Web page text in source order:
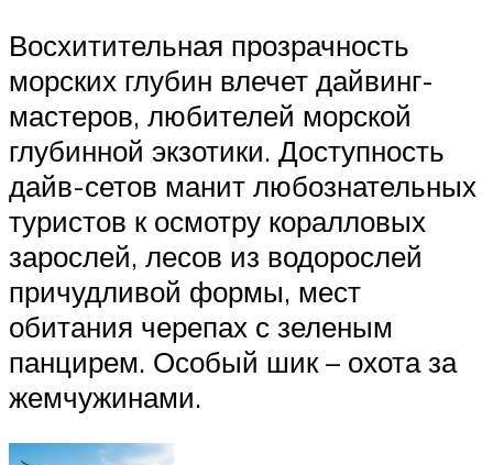
Восхитительная прозрачность
морских глубин влечет дайвинг-
мастеров, любителей морской
глубинной экзотики. Доступность
дайв-сетов манит любознательных
туристов к осмотру коралловых
зарослей, лесов из водорослей
причудливой формы, мест
обитания черепах с зеленым
панцирем. Особый шик – охота за
жемчужинами.